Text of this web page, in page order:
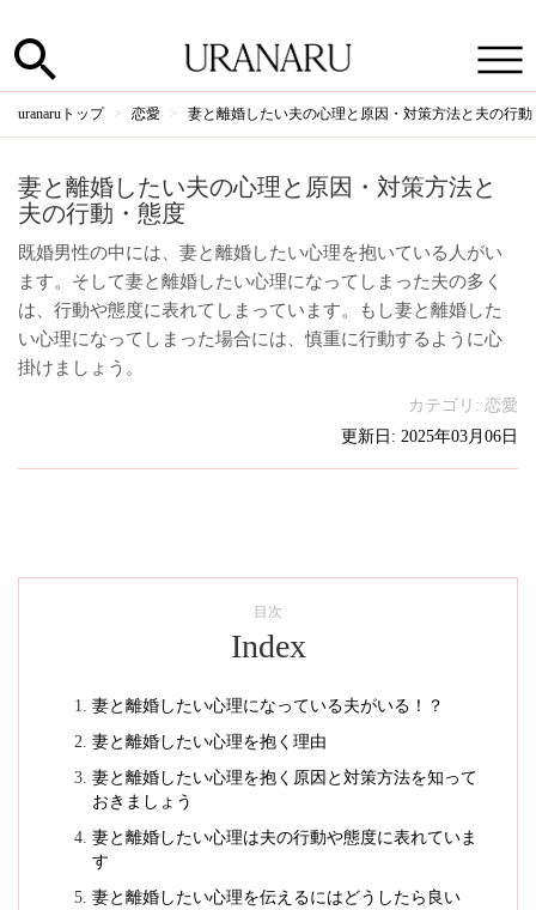
uranaruトップ 恋愛 妻と離婚したい夫の心理と原因・対策方法と夫の行動
妻と離婚したい夫の心理と原因・対策方法と
夫の行動・態度
既婚男性の中には、妻と離婚したい心理を抱いている人がい
ます。そして妻と離婚したい心理になってしまった夫の多く
は、行動や態度に表れてしまっています。もし妻と離婚した
い心理になってしまった場合には、慎重に行動するように心
掛けましょう。
カテゴリ: 恋愛
更新日: 2025年03月06日
目次
Index
妻と離婚したい心理になっている夫がいる！？
妻と離婚したい心理を抱く理由
妻と離婚したい心理を抱く原因と対策方法を知って
おきましょう
妻と離婚したい心理は夫の行動や態度に表れていま
す
妻と離婚したい心理を伝えるにはどうしたら良い